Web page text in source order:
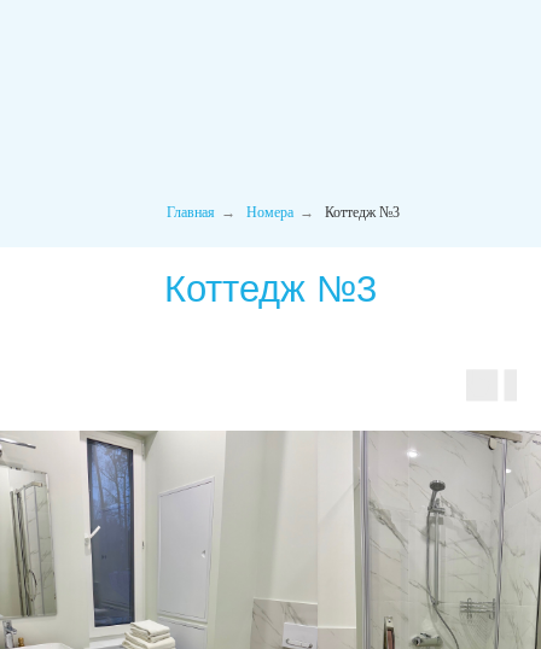
Главная → Номера → Коттедж №3